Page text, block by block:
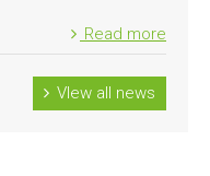
Read more
VIew all news